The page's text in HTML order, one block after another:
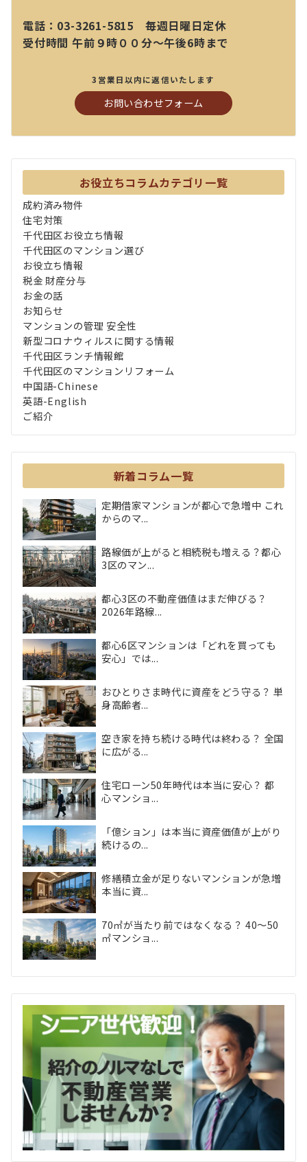
電話：03-3261-5815 毎週日曜日定休
受付時間 午前９時００分～午後6時まで
3営業日以内に返信いたします
お問い合わせフォーム
お役立ちコラムカテゴリ一覧
成約済み物件
住宅対策
千代田区お役立ち情報
千代田区のマンション選び
お役立ち情報
税金 財産分与
お金の話
お知らせ
マンションの管理 安全性
新型コロナウィルスに関する情報
千代田区ランチ情報館
千代田区のマンションリフォーム
中国語-Chinese
英語-English
ご紹介
新着コラム一覧
定期借家マンションが都心で急増中 これ
からのマ...
路線価が上がると相続税も増える？都心
3区のマン...
都心3区の不動産価値はまだ伸びる？
2026年路線...
都心6区マンションは「どれを買っても
安心」では...
おひとりさま時代に資産をどう守る？ 単
身高齢者...
空き家を持ち続ける時代は終わる？ 全国
に広がる...
住宅ローン50年時代は本当に安心？ 都
心マンショ...
「億ション」は本当に資産価値が上がり
続けるの...
修繕積立金が足りないマンションが急増
本当に資...
70㎡が当たり前ではなくなる？ 40〜50
㎡マンショ...